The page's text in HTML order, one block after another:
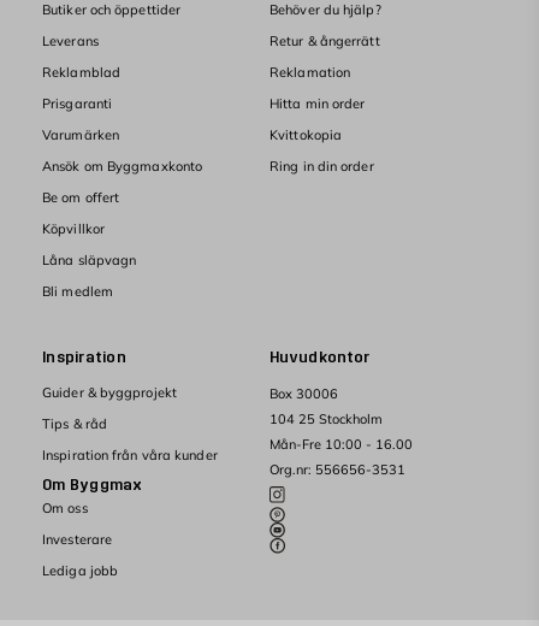
Huvudkontor
Box 30006
104 25 Stockholm
Mån-Fre 10:00 - 16.00
Org.nr: 556656-3531
Butiker och öppettider
Leverans
Reklamblad
Prisgaranti
Varumärken
Ansök om Byggmaxkonto
Be om offert
Köpvillkor
Låna släpvagn
Bli medlem
Behöver du hjälp?
Retur & ångerrätt
Reklamation
Hitta min order
Kvittokopia
Ring in din order
Inspiration
Guider & byggprojekt
Tips & råd
Inspiration från våra kunder
Om Byggmax
Om oss
Investerare
Lediga jobb